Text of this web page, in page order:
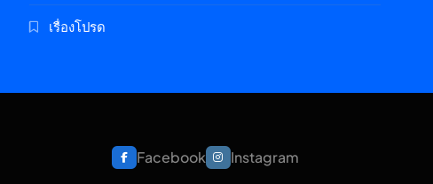
เรื่องโปรด
Facebook Instagram